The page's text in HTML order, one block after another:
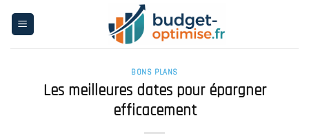
BONS PLANS
Les meilleures dates pour épargner
efficacement